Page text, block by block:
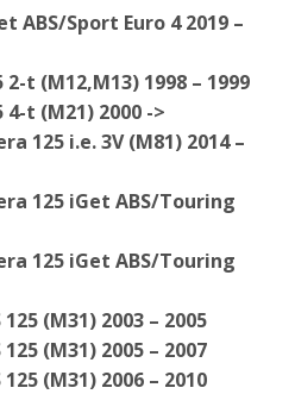
ABS/Sport Euro 4 2019 –
2-t (M12,M13) 1998 – 1999
4-t (M21) 2000 ->
125 i.e. 3V (M81) 2014 –
125 iGet ABS/Touring
125 iGet ABS/Touring
(M31) 2003 – 2005
(M31) 2005 – 2007
(M31) 2006 – 2010